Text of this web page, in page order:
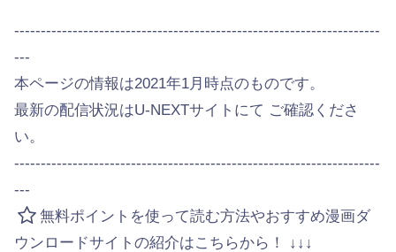
---------------------------------------------------------------------
---
本ページの情報は2021年1月時点のものです。
最新の配信状況はU-NEXTサイトにて ご確認くださ
い。
---------------------------------------------------------------------
---
無料ポイントを使って読む方法やおすすめ漫画ダ
ウンロードサイトの紹介はこちらから！ ↓↓↓